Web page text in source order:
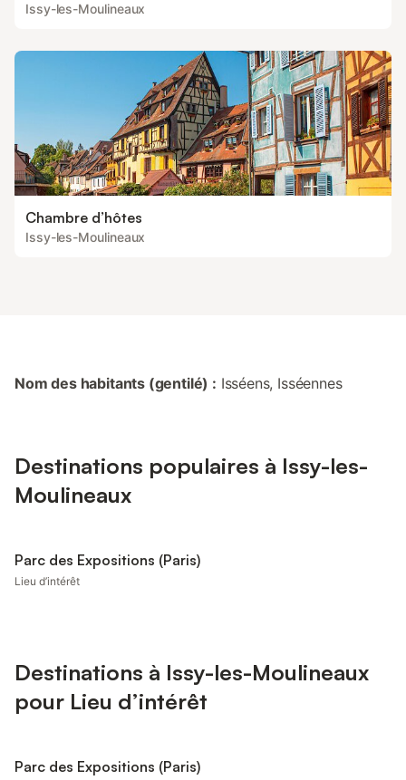
Issy-les-Moulineaux
Chambre d’hôtes
Issy-les-Moulineaux
Nom des habitants (gentilé) : Isséens, Isséennes
Destinations populaires à Issy-les-
Moulineaux
Parc des Expositions (Paris)
Lieu d’intérêt
Destinations à Issy-les-Moulineaux
pour Lieu d’intérêt
Parc des Expositions (Paris)